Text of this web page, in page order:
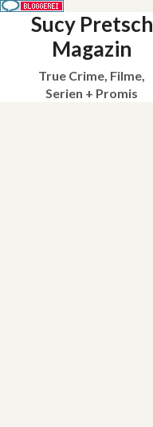
Sucy Pretsch
Magazin
True Crime, Filme,
Serien + Promis